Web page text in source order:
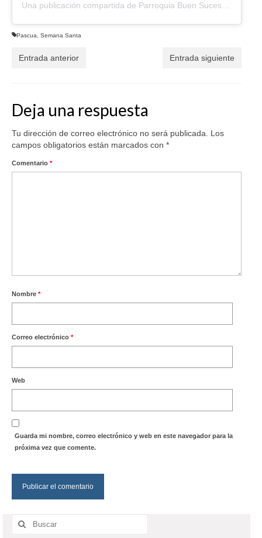
Una publicación compartida de Parroquia Buen Suceso (@parroquiabuensuceso)
Pascua, Semana Santa
Entrada anterior Entrada siguiente
Deja una respuesta
Tu dirección de correo electrónico no será publicada. Los
campos obligatorios están marcados con *
Comentario *
Nombre *
Correo electrónico *
Web
Guarda mi nombre, correo electrónico y web en este navegador para la
próxima vez que comente.
Buscar
por: